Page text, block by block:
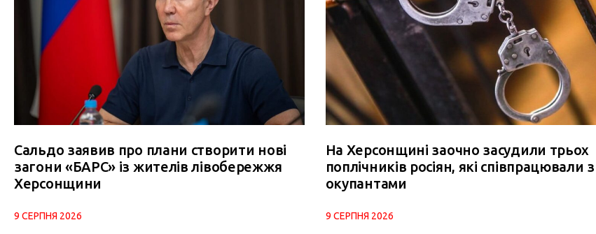
Сальдо заявив про плани створити нові
загони «БАРС» із жителів лівобережжя
Херсонщини
9 СЕРПНЯ 2026
На Херсонщині заочно засудили трьох
поплічників росіян, які співпрацювали з
окупантами
9 СЕРПНЯ 2026